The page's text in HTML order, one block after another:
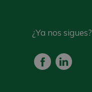
¿Ya nos sigues?